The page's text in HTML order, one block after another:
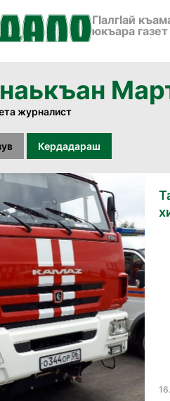
ГӀалгӀай
юкъара газет
журналист
Кердадараш